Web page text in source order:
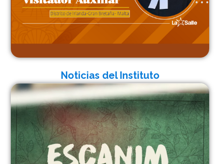
Noticias del Instituto